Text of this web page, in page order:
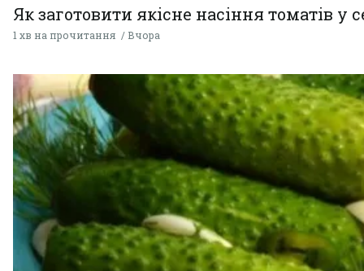
Як заготовити якісне насіння томатів у
1 хв на прочитання Вчора